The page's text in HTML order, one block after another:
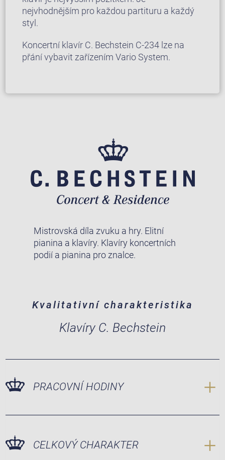
nejvhodnějším pro každou partituru a každý
styl.
Koncertní klavír C. Bechstein C-234 lze na
přání vybavit zařízením Vario System.
Mistrovská díla zvuku a hry. Elitní
pianina a klavíry. Klavíry koncertních
podií a pianina pro znalce.
Kvalitativní charakteristika
Klavíry C. Bechstein
PRACOVNÍ HODINY
CELKOVÝ CHARAKTER